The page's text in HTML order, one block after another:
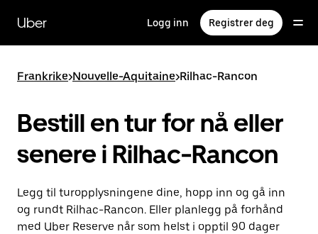
hovedinnholdet
Uber Logg inn Registrer deg
Frankrike>Nouvelle-Aquitaine>Rilhac-Rancon
Bestill en tur for nå eller
senere i Rilhac-Rancon
Legg til turopplysningene dine, hopp inn og gå inn
og rundt Rilhac-Rancon. Eller planlegg på forhånd
med Uber Reserve når som helst i opptil 90 dager